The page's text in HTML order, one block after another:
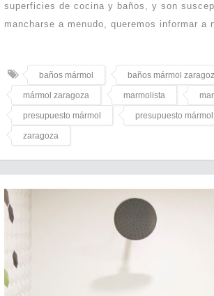
superficies de cocina y baños, y son
mancharse a menudo, queremos informar a
baños mármol baños mármol
mármol zaragoza marmolista
presupuesto mármol presupuesto
zaragoza